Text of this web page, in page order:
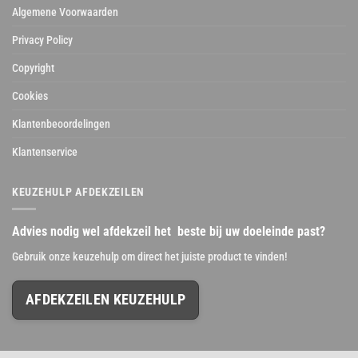
Algemene Voorwaarden
Privacy Policy
Copyright
Cookies
Klantenbeoordelingen
Klantenservice
KEUZEHULP AFDEKZEILEN
Advies nodig wel afdekzeil het beste bij uw doeleinde past?
Gebruik onze keuzehulp om direct het juiste product te vinden!
AFDEKZEILEN KEUZEHULP